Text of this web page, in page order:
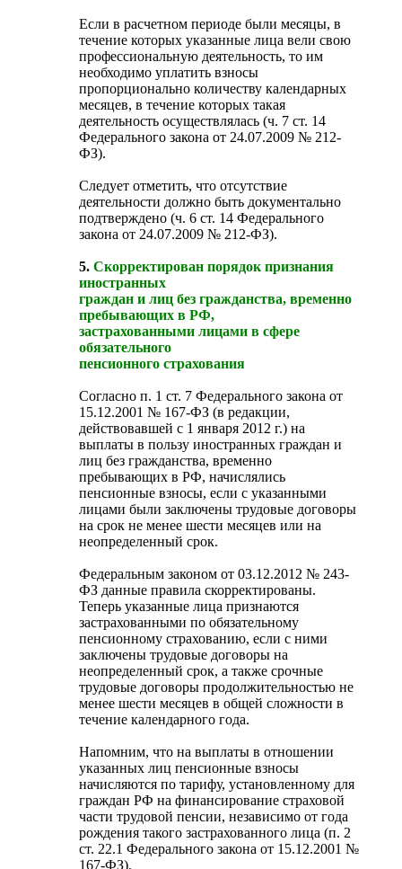
Если в расчетном периоде были месяцы, в
течение которых указанные лица вели свою
профессиональную деятельность, то им
необходимо уплатить взносы
пропорционально количеству календарных
месяцев, в течение которых такая
деятельность осуществлялась (ч. 7 ст. 14
Федерального закона от 24.07.2009 № 212-
ФЗ).
Следует отметить, что отсутствие
деятельности должно быть документально
подтверждено (ч. 6 ст. 14 Федерального
закона от 24.07.2009 № 212-ФЗ).
5. Скорректирован порядок признания
иностранных
граждан и лиц без гражданства, временно
пребывающих в РФ,
застрахованными лицами в сфере
обязательного
пенсионного страхования
Согласно п. 1 ст. 7 Федерального закона от
15.12.2001 № 167-ФЗ (в редакции,
действовавшей с 1 января 2012 г.) на
выплаты в пользу иностранных граждан и
лиц без гражданства, временно
пребывающих в РФ, начислялись
пенсионные взносы, если с указанными
лицами были заключены трудовые договоры
на срок не менее шести месяцев или на
неопределенный срок.
Федеральным законом от 03.12.2012 № 243-
ФЗ данные правила скорректированы.
Теперь указанные лица признаются
застрахованными по обязательному
пенсионному страхованию, если с ними
заключены трудовые договоры на
неопределенный срок, а также срочные
трудовые договоры продолжительностью не
менее шести месяцев в общей сложности в
течение календарного года.
Напомним, что на выплаты в отношении
указанных лиц пенсионные взносы
начисляются по тарифу, установленному для
граждан РФ на финансирование страховой
части трудовой пенсии, независимо от года
рождения такого застрахованного лица (п. 2
ст. 22.1 Федерального закона от 15.12.2001 №
167-ФЗ).